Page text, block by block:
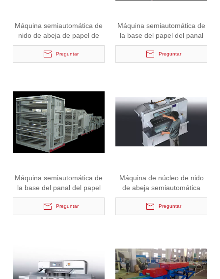
Máquina semiautomática de
nido de abeja de papel de
alta eficiencia
Preguntar
Máquina semiautomática de
la base del papel del panal
de la venta caliente
Preguntar
Máquina semiautomática de
la base del panal del papel
de la venta caliente
Preguntar
Máquina de núcleo de nido
de abeja semiautomática
profesional de papel CE
Preguntar